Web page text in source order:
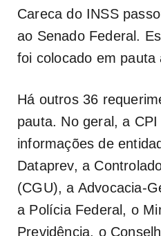
Careca do INSS
ao Senado Federal.
foi colocado em pauta
Há outros 36
pauta. No geral, a
informações de
Dataprev, a
(CGU), a Advocacia-
a Polícia Federal, o
Previdência, o